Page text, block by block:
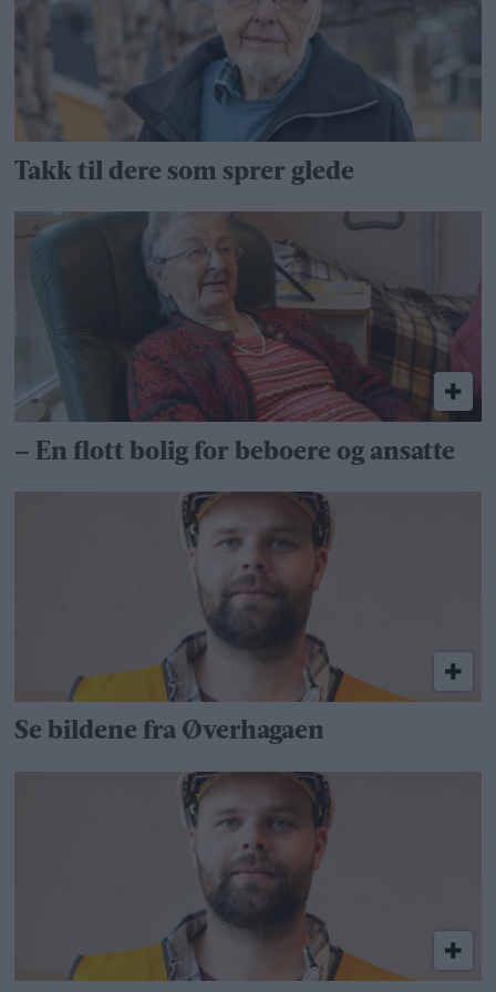
Takk til dere som sprer glede
– En flott bolig for beboere og ansatte
Se bildene fra Øverhagaen